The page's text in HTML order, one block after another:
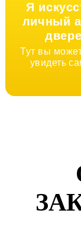
Я
личный
Тут вы
увидеть